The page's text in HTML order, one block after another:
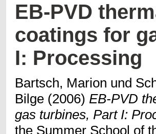
EB-PVD
coatings for
I: Processing
Bartsch, Marion und
Bilge (2006) EB-PVD
gas turbines, Part I:
the Summer School of